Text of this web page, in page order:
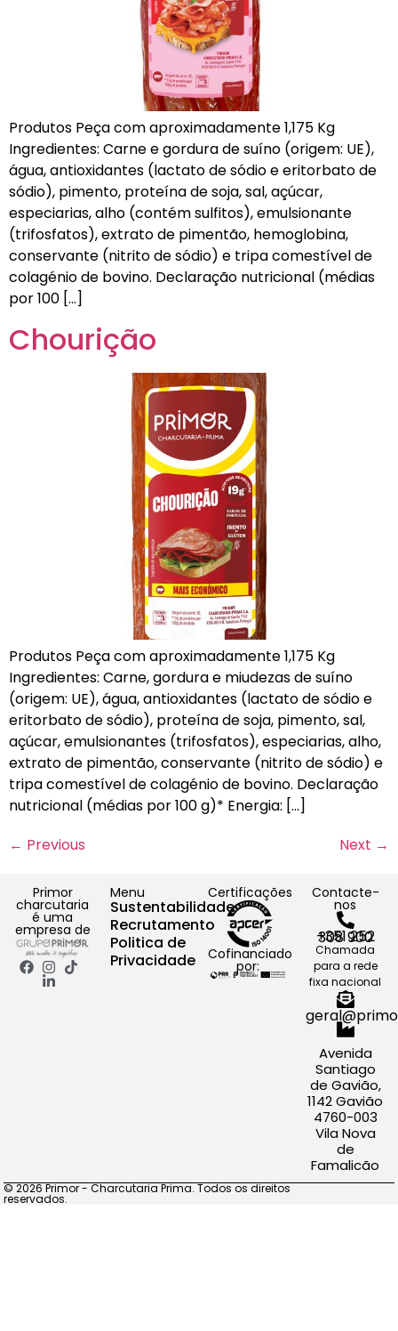
Produtos Peça com aproximadamente 1,175 Kg
Ingredientes: Carne e gordura de suíno (origem: UE),
água, antioxidantes (lactato de sódio e eritorbato de
sódio), pimento, proteína de soja, sal, açúcar,
especiarias, alho (contém sulfitos), emulsionante
(trifosfatos), extrato de pimentão, hemoglobina,
conservante (nitrito de sódio) e tripa comestível de
colagénio de bovino. Declaração nutricional (médias
por 100 […]
Chourição
Produtos Peça com aproximadamente 1,175 Kg
Ingredientes: Carne, gordura e miudezas de suíno
(origem: UE), água, antioxidantes (lactato de sódio e
eritorbato de sódio), proteína de soja, pimento, sal,
açúcar, emulsionantes (trifosfatos), especiarias, alho,
extrato de pimentão, conservante (nitrito de sódio) e
tripa comestível de colagénio de bovino. Declaração
nutricional (médias por 100 g)* Energia: […]
← Previous Next →
Primor
charcutaria
é uma
empresa de
Menu
Sustentabilidade
Recrutamento
Politica de
Privacidade
Certificações
Cofinanciado
por:
Contacte-
nos
+351 252 308 900
Chamada
para a rede
fixa nacional
Avenida
Santiago
de Gavião,
1142 Gavião
4760-003
Vila Nova
de
Famalicão
© 2026 Primor - Charcutaria Prima. Todos os direitos
reservados.